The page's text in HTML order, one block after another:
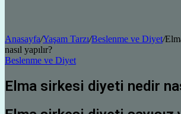
Anasayfa/Yaşam Tarzı/Beslenme ve Diyet/
nasıl yapılır?
Beslenme ve Diyet
Elma sirkesi diyeti nedir